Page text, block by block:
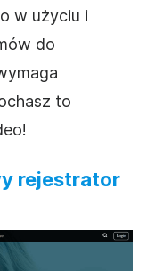
w użyciu i
do
to
rejestrator